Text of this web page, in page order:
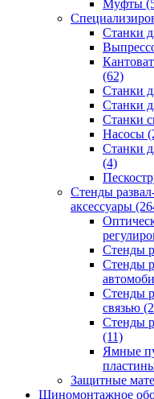
Муфты
Станки
(62)
Станки
Станки
Станки
Насосы
Станки
(4)
Стенды
аксессуары
Стенды
Стенды
Стенды
связью
Стенды
(11)
Ямные
Защитные
Шиномонтажное